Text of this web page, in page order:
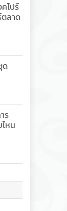
โปร์
ตลาด
ด
ร
หน